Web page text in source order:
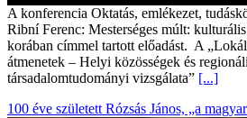
A konferencia Oktatás, emlékezet,
Ribní Ferenc: Mesterséges múlt:
korában címmel tartott előadást. A
átmenetek – Helyi közösségek és
társadalomtudományi vizsgálata” [...]
100 éve született Rózsás János, „a